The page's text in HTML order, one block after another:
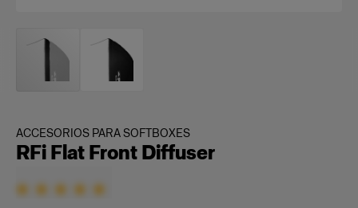
ACCESORIOS PARA SOFTBOXES
RFi Flat Front Diffuser